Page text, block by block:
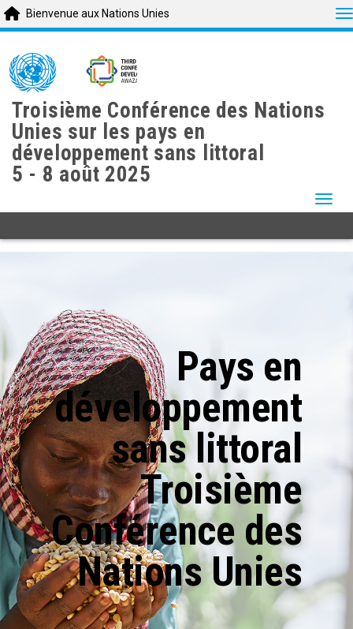
main
content
Bienvenue aux Nations Unies
Troisième Conférence des Nations
Unies sur les pays en
développement sans littoral
5 - 8 août 2025
Pays en
développement
sans littoral
Troisième
Conférence des
Nations Unies